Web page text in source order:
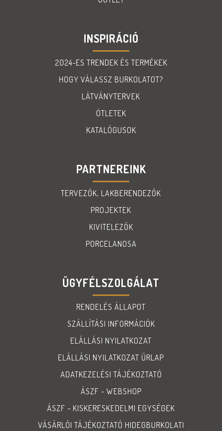
INSPIRÁCIÓ
2024-ES TRENDEK ÉS TERMÉKEK
HOGY VÁLASSZ BURKOLATOT?
LÁTVÁNYTERVEK
ÖTLETEK
KATALÓGUSOK
PARTNEREINK
TERVEZŐK, LAKBERENDEZŐK
PROJEKTEK
KIVITELEZŐK
PORCELANOSA
ÜGYFÉLSZOLGÁLAT
RENDELÉS ÁLLAPOT
SZÁLLÍTÁSI INFORMÁCIÓK
ELÁLLÁSI NYILATKOZAT
ELÁLLÁSI NYILATKOZAT ŰRLAP
ADATKEZELÉSI TÁJÉKOZTATÓ
ÁSZF - WEBSHOP
ÁSZF - KISKERESKEDELMI EGYSÉGEK
VÁSÁRLÓI TÁJÉKOZTATÓ HIDEGBURKOLATI